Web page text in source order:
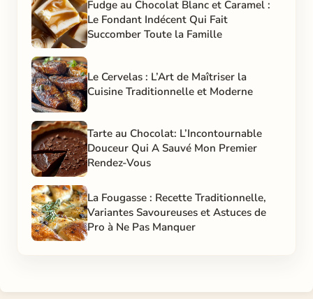
Fudge au Chocolat Blanc et Caramel :
Le Fondant Indécent Qui Fait
Succomber Toute la Famille
Le Cervelas : L’Art de Maîtriser la
Cuisine Traditionnelle et Moderne
Tarte au Chocolat: L’Incontournable
Douceur Qui A Sauvé Mon Premier
Rendez-Vous
La Fougasse : Recette Traditionnelle,
Variantes Savoureuses et Astuces de
Pro à Ne Pas Manquer